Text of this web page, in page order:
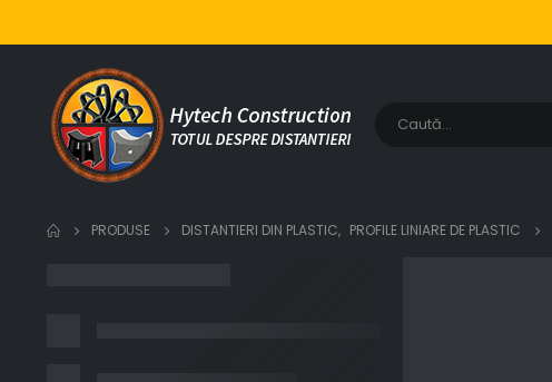
PRODUSE DISTANTIERI DIN PLASTIC, PROFILE LINIARE DE PLASTIC